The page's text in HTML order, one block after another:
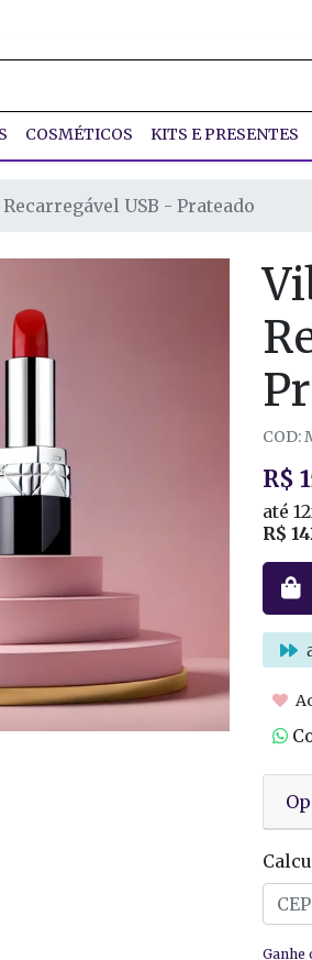
COSMÉTICOS KITS E PRESENTES
USB - Prateado
COD:
R$
até
R$